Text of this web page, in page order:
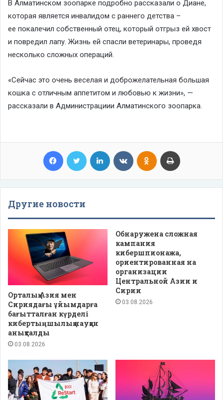
В Алматинском зоопарке подробно рассказали о Диане,
которая является инвалидом с раннего детства –
ее покалечил собственный отец, который отгрыз ей хвост
и повредил лапу. Жизнь ей спасли ветеринары, проведя
несколько сложных операций.
«Сейчас это очень веселая и доброжелательная большая
кошка с отличным аппетитом и любовью к жизни», —
рассказали в Администрациии Алматинского зоопарка.
Facebook Twitter LinkedIn VKontakteOdnoklassniki
Другие новости
Орталық Азия мен
Сириядағы ұйымдарға
бағытталған күрделі
кибертыңшылық науқан
анықталды
03.08.2026
Обнаружена сложная
кампания
кибершпионажа,
ориентированная на
организации
Центральной Азии и
Сирии
03.08.2026